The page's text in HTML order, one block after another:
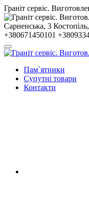
Гранiт сервiс.
Сарненська, 3
+380671450101
Пам`ятники
Супутні товари
Контакти